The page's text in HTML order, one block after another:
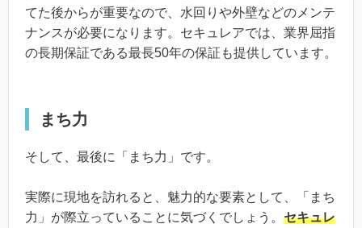
てた後からが重要なので、水回りや外壁などのメンテ
ナンスが必要になります。セキュレアでは、業界屈指
の長期保証である最長50年の保証も提供しています。
まち力
そして、最後に「まち力」です。
実際に現地を訪れると、魅力的な要素として、「まち
力」が際立っていることに気づくでしょう。 セキュレ